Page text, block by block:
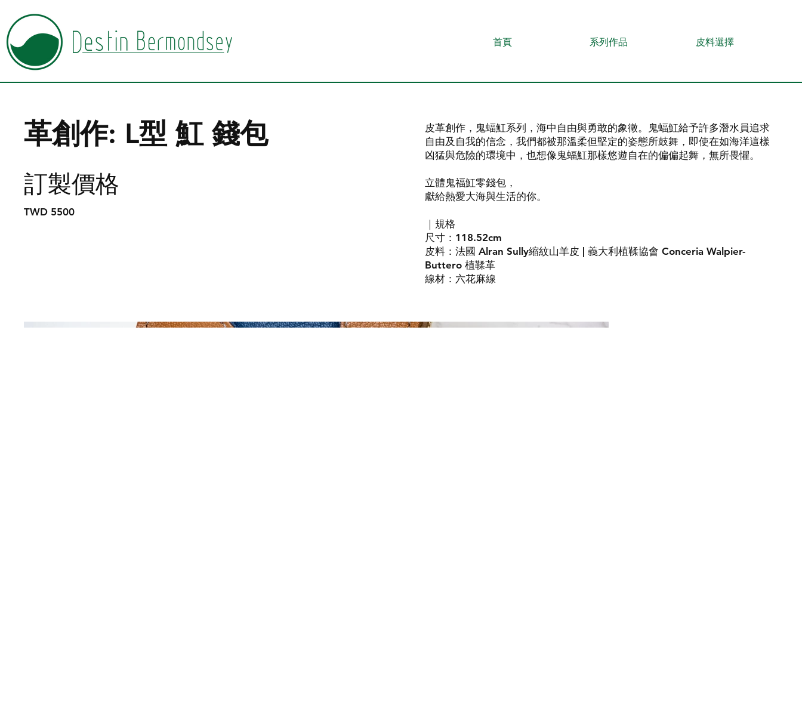
首頁 系列作品 皮料選擇
革創作: L型 魟 錢包
訂製價格
TWD 5500
皮革創作，鬼蝠魟系列，海中自由與勇敢的象徵。鬼蝠魟給予許多潛水員追求
自由及自我的信念，我們都被那溫柔但堅定的姿態所鼓舞，即使在如海洋這樣
凶猛與危險的環境中，也想像鬼蝠魟那樣悠遊自在的偏偏起舞，無所畏懼。
立體鬼福魟零錢包，
獻給熱愛大海與生活的你。
｜規格
尺寸：118.52cm
皮料：法國 Alran Sully縮紋山羊皮 | 義大利植鞣協會 Conceria Walpier-
Buttero 植鞣革
線材：六花麻線